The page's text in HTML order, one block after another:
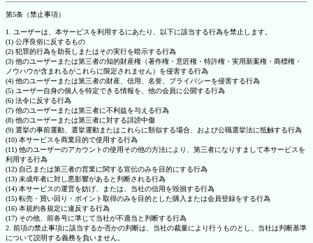
第5条（禁止事項）
1. ユーザーは、本サービスを利用するにあたり、以下に該当する行為を禁止します。
(1) 公序良俗に反するもの
(2) 犯罪的行為を助長しまたはその実行を暗示する行為
(3) 他のユーザーまたは第三者の知的財産権（著作権・意匠権・特許権・実用新案権・商標権・
ノウハウが含まれるがこれらに限定されません）を侵害する行為
(4) 他のユーザーまたは第三者の財産、信用、名誉、プライバシーを侵害する行為
(5) ユーザー自身の個人を特定できる情報を、他の会員に公開する行為
(6) 法令に反する行為
(7) 他のユーザーまたは第三者に不利益を与える行為
(8) 他のユーザーまたは第三者に対する誹謗中傷
(9) 選挙の事前運動、選挙運動またはこれらに類似する場合、および公職選挙法に抵触する行為
(10) 本サービスを商業目的で使用する行為
(11) 他のユーザーのアカウントの使用その他の方法により、第三者になりすまして本サービスを
利用する行為
(12) 自己または第三者の営業に関する宣伝のみを目的にする行為
(13) 未成年者に対し悪影響があると判断される行為
(14) 本サービスの運営を妨げ、または、当社の信用を毀損する行為
(15) 転売・買い回り・ポイント取得のみを目的とした購入または会員登録をする行為
(16) 本規約各規定に違反する行為
(17) その他、前各号に準じて当社が不適当と判断する行為
2. 前項の禁止事項に該当するか否かの判断は、当社の裁量により行うものとし、当社は判断基準
について説明する義務を負いません。